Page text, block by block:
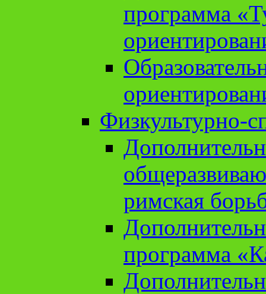
программа
Физкультурно-
римская
программа